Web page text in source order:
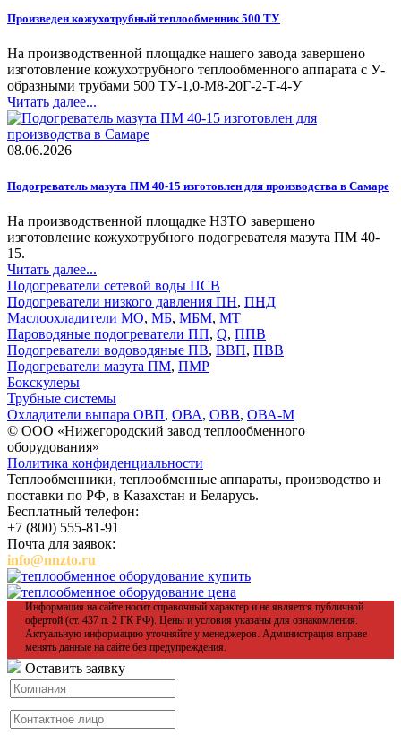
Произведен кожухотрубный теплообменник 500 ТУ
На производственной площадке нашего завода завершено
изготовление кожухотрубного теплообменного аппарата с У-
образными трубами 500 ТУ-1,0-М8-20Г-2-Т-4-У
Читать далее...
08.06.2026
Подогреватель мазута ПМ 40-15 изготовлен для производства в Самаре
На производственной площадке НЗТО завершено
изготовление кожухотрубного подогревателя мазута ПМ 40-
15.
Читать далее...
Подогреватели сетевой воды ПСВ
Подогреватели низкого давления ПН, ПНД
Маслоохладители МО, МБ, МБМ, МТ
Пароводяные подогреватели ПП, Q, ППВ
Подогреватели водоводяные ПВ, ВВП, ПВВ
Подогреватели мазута ПМ, ПМР
Бокскулеры
Трубные системы
Охладители выпара ОВП, ОВА, ОВВ, ОВА-М
© ООО «Нижегородский завод теплообменного
оборудования»
Политика конфиденциальности
Теплообменники, теплообменные аппараты, производство и
поставки по РФ, в Казахстан и Беларусь.
Бесплатный телефон:
+7 (800) 555-81-91
Почта для заявок:
info@nnzto.ru
Информация на сайте носит справочный характер и не является публичной
офертой (ст. 437 п. 2 ГК РФ). Цены и условия указаны для ознакомления.
Актуальную информацию уточняйте у менеджеров. Администрация вправе
менять данные на сайте без предупреждения.
Оставить заявку